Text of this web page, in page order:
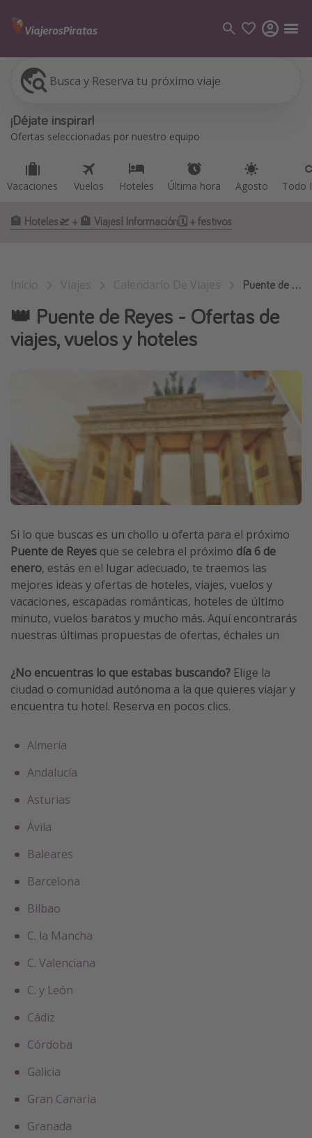
Busca y Reserva tu próximo viaje
¡Déjate inspirar!
Ofertas seleccionadas por nuestro equipo
Vacaciones Vuelos Hoteles Última hora Agosto Todo
Vacaciones
Vuelos
Viajes
Grecia
Marruecos
Islas Baleares
Albania
Inspiración para viajes
Camping
Glamping
Viajes en tren
Viajar sola como mujer
Ofertas para Vacaciones Activas
Viajes en familia
Vacaciones de Playa
Viajes para singles
Escapadas románticas
Cruceros por el Mediterráneo
Hoteles más hot de España
Guía de equipaje de mano
El Rey León el musical
Harry Potter en Londres y otros destinos
Eventos deportivos
🏨 Hoteles🛫 + 🏨 Viajes ℹ️ Información🗓 + festivos
Puente de Reyes
👑 Puente de Reyes - Ofertas de
viajes, vuelos y hoteles
Si lo que buscas es un chollo u oferta para el próximo
Puente de Reyes que se celebra el próximo día 6 de
enero, estás en el lugar adecuado, te traemos las
mejores ideas y ofertas de hoteles, viajes, vuelos y
vacaciones, escapadas románticas, hoteles de último
minuto, vuelos baratos y mucho más. Aquí encontrarás
nuestras últimas propuestas de ofertas, échales un
¿No encuentras lo que estabas buscando? Elige la
ciudad o comunidad autónoma a la que quieres viajar y
encuentra tu hotel. Reserva en pocos clics.
Almería
Andalucía
Asturias
Ávila
Baleares
Barcelona
Bilbao
C. la Mancha
C. Valenciana
C. y León
Cádiz
Córdoba
Galicia
Gran Canaria
Granada